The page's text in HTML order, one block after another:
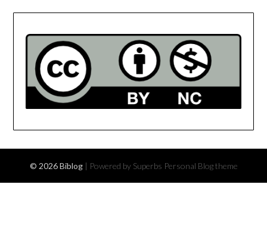
© 2026 Biblog | Powered by Superbs Personal Blog theme